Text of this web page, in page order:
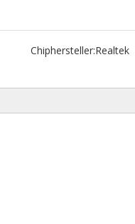
Chiphersteller:Realtek